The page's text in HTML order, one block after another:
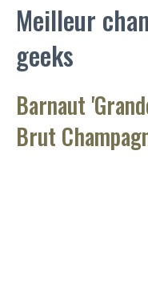
Meilleur
geeks
Barnaut
Brut